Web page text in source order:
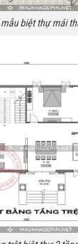
biệt thự mái